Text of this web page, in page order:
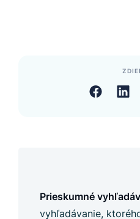
Prieskumné
vyhľadávanie,